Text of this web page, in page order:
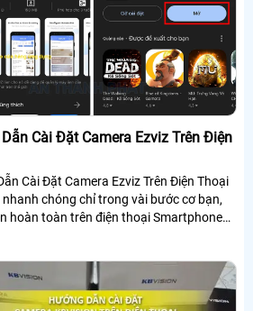
Cài Đặt Camera Ezviz Trên Điện
Cài Đặt Camera Ezviz Trên Điện Thoại
nhanh chóng chỉ trong vài bước cơ bạn,
hoàn toàn trên điện thoại Smartphone